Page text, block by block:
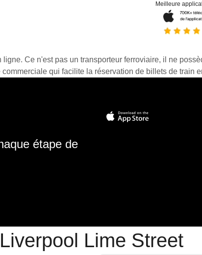
Meilleure
Ce n'est pas un transporteur ferroviaire, il ne
qui facilite la réservation de billets de train
étape de
Liverpool Lime Street